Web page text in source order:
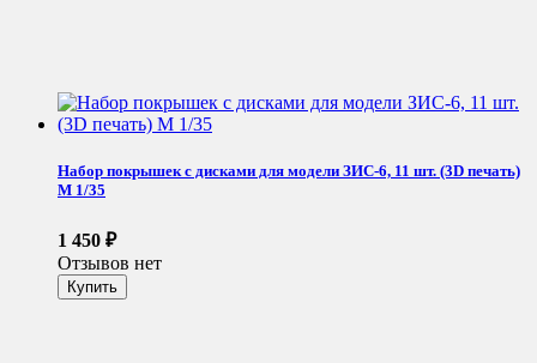
Набор покрышек с дисками для модели ЗИС-6, 11 шт. (3D печать)
М 1/35
1 450 ₽
Отзывов нет